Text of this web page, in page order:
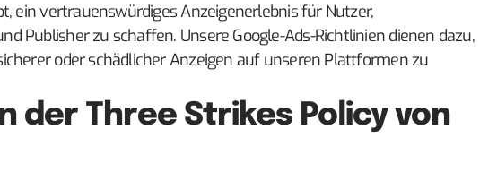
ein vertrauenswürdiges Anzeigenerlebnis für Nutzer,
Publisher zu schaffen. Unsere Google-Ads-Richtlinien dienen dazu,
oder schädlicher Anzeigen auf unseren Plattformen zu
der Three Strikes Policy von